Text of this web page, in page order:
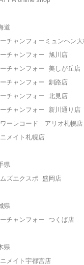
道
ーチャンフォーミュンヘン
ーチャンフォー
旭川店
ーチャンフォー
美しが丘店
ーチャンフォー 釧路店
ーチャンフォー 北見店
ーチャンフォー
新川通り店
ワーレコード アリオ札幌店
ニメイト札幌店
県
ムズエクスポ 盛岡店
県
ーチャンフォー つくば店
県
ニメイト宇都宮店